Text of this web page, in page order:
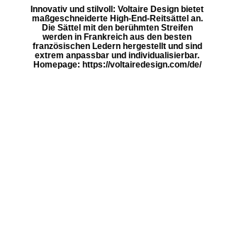
Innovativ und stilvoll: Voltaire Design bietet
maßgeschneiderte High-End-Reitsättel an.
Die Sättel mit den berühmten Streifen
werden in Frankreich aus den besten
französischen Ledern hergestellt und sind
extrem anpassbar und individualisierbar.
Homepage: https://voltairedesign.com/de/